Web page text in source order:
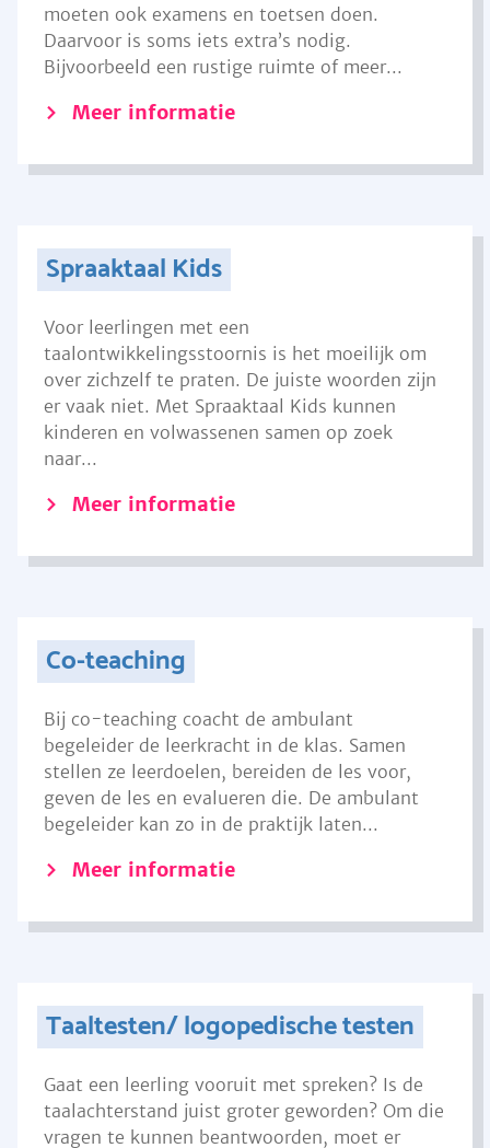
moeten ook examens en toetsen doen.
Daarvoor is soms iets extra’s nodig.
Bijvoorbeeld een rustige ruimte of meer...
Meer informatie
Spraaktaal Kids
Voor leerlingen met een
taalontwikkelingsstoornis is het moeilijk om
over zichzelf te praten. De juiste woorden zijn
er vaak niet. Met Spraaktaal Kids kunnen
kinderen en volwassenen samen op zoek
naar...
Meer informatie
Co-teaching
Bij co-teaching coacht de ambulant
begeleider de leerkracht in de klas. Samen
stellen ze leerdoelen, bereiden de les voor,
geven de les en evalueren die. De ambulant
begeleider kan zo in de praktijk laten...
Meer informatie
Taaltesten/ logopedische testen
Gaat een leerling vooruit met spreken? Is de
taalachterstand juist groter geworden? Om die
vragen te kunnen beantwoorden, moet er